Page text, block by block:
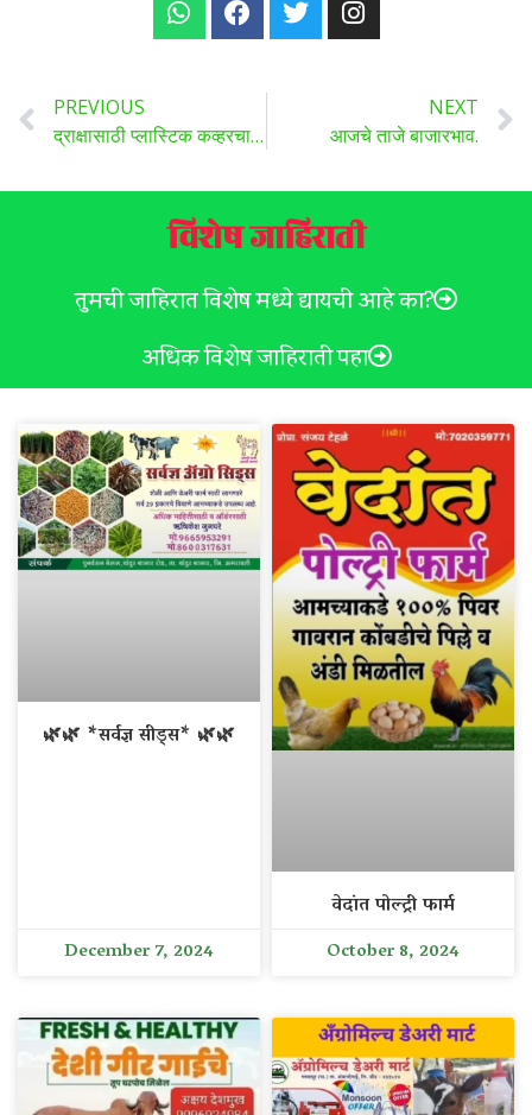
PREVIOUS
द्राक्षासाठी प्लास्टिक कव्हरचा प्रकल्प या आठ जिल्ह्यामध्ये सुरु ,असा घ्या लाभ ..
NEXT
आजचे ताजे बाजारभाव.
विशेष जाहिराती
तुमची जाहिरात विशेष मध्ये द्यायची आहे का?
अधिक विशेष जाहिराती पहा
🌿🌿 *सर्वज्ञ सीड्स* 🌿🌿
December 7, 2024
वेदांत पोल्ट्री फार्म
October 8, 2024